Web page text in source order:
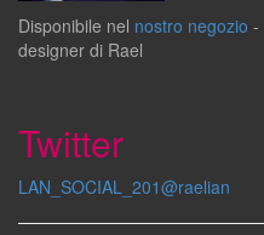
Disponibile nel nostro negozio -
designer di Rael
Twitter
LAN_SOCIAL_201@raelian